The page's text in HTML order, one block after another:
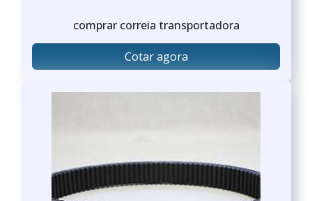
comprar correia transportadora
Cotar agora